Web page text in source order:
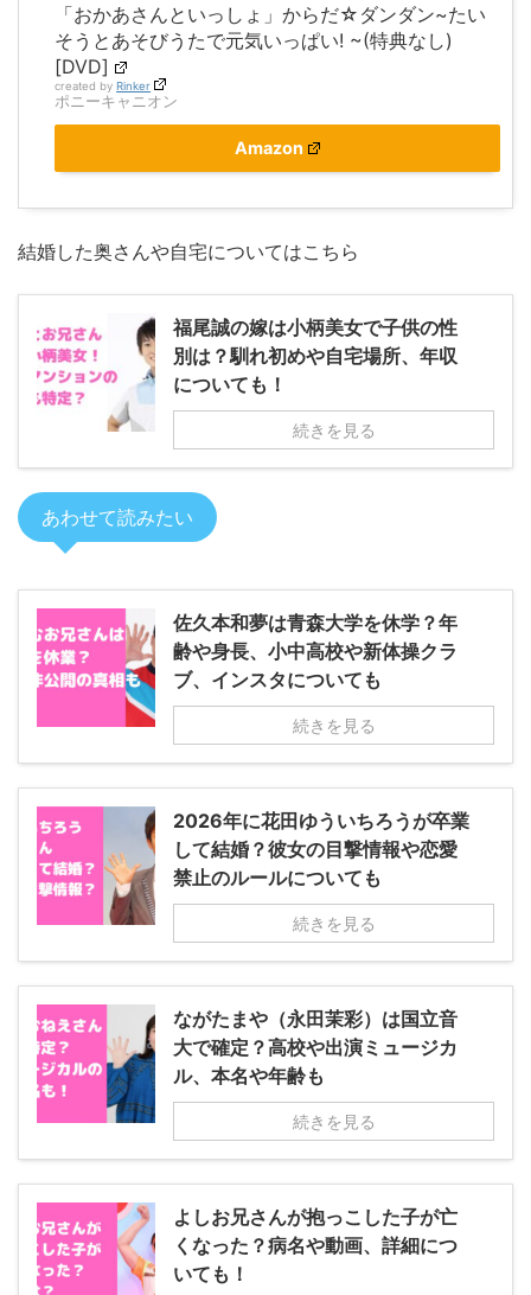
「おかあさんといっしょ」からだ☆ダンダン~たい
そうとあそびうたで元気いっぱい! ~(特典なし)
[DVD]
created by Rinker
ポニーキャニオン
Amazon
結婚した奥さんや自宅についてはこちら
福尾誠の嫁は小柄美女で子供の性
別は？馴れ初めや自宅場所、年収
についても！
続きを見る
あわせて読みたい
佐久本和夢は青森大学を休学？年
齢や身長、小中高校や新体操クラ
ブ、インスタについても
続きを見る
2026年に花田ゆういちろうが卒業
して結婚？彼女の目撃情報や恋愛
禁止のルールについても
続きを見る
ながたまや（永田茉彩）は国立音
大で確定？高校や出演ミュージカ
ル、本名や年齢も
続きを見る
よしお兄さんが抱っこした子が亡
くなった？病名や動画、詳細につ
いても！